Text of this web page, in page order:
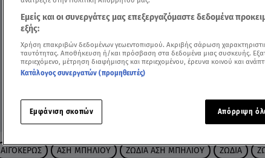
ΑΙΓΟΚΕΡΩΣ ΑΣΗ ΜΠΗΛΙΟΥ ΖΩΔΙΑ ΑΣΗ ΜΠΗΛΙΟΥ ΖΩΔΙΑ
Εμείς και οι συνεργάτες μας επεξεργαζόμαστε δεδομένα
εξής:
Χρήση επακριβών δεδομένων γεωεντοπισμού. Ακριβής σάρωση
ταυτότητας. Αποθήκευση ή/και πρόσβαση στα δεδομένα μιας συσκευής.
περιεχόμενο, μέτρηση διαφήμισης και περιεχομένου, έρευνα κοινού και
Κατάλογος συνεργατών (προμηθευτές)
Εμφάνιση σκοπών Απόρριψη